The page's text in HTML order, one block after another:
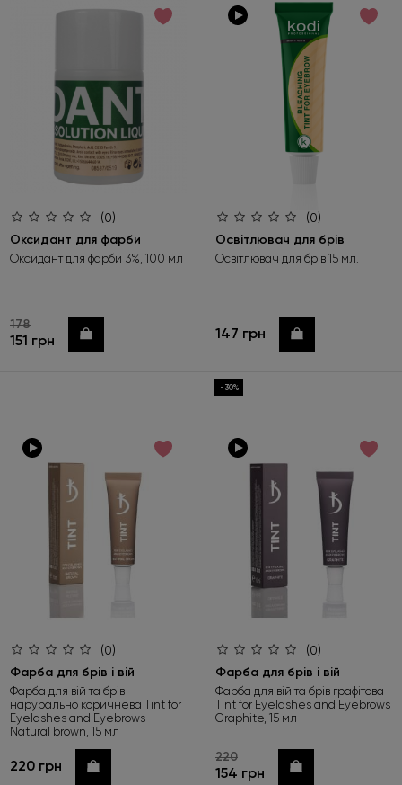
за зростанням ціни
за спаданням ціни
за новинками
(0)
Оксидант для фарби
Оксидант для фарби 3%, 100 мл
178
151 грн Купити
(0)
Освітлювач для брів
Освітлювач для брів 15 мл.
147 грн Купити
(0)
Фарба для брів і вій
Фарба для вій та брів
нарурально коричнева Tint for
Eyelashes and Eyebrows
Natural brown, 15 мл
220 грн Купити
-30%
(0)
Фарба для брів і вій
Фарба для вій та брів графітова
Tint for Eyelashes and Eyebrows
Graphite, 15 мл
220
154 грн Купити